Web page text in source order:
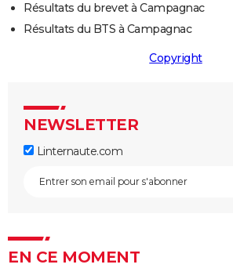
Résultats du brevet à Campagnac
Résultats du BTS à Campagnac
Copyright
NEWSLETTER
Linternaute.com
EN CE MOMENT